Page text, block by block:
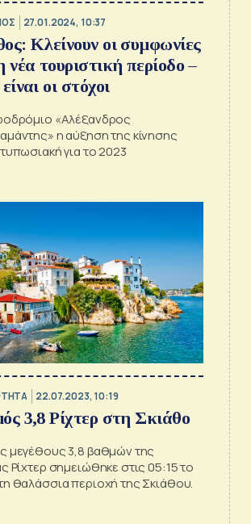
27.01.2024, 10:37
Κλείνουν οι συμφωνίες
νέα τουριστική περίοδο –
οι στόχοι
«Αλέξανδρος
η αύξηση της κίνησης
για το 2023
22.07.2023, 10:19
3,8 Ρίχτερ στη Σκιάθο
μεγέθους 3,8 βαθμών της
Ρίχτερ σημειώθηκε στις 05:15 το
θαλάσσια περιοχή της Σκιάθου.